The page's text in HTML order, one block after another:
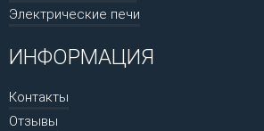
Электрические печи
ИНФОРМАЦИЯ
Контакты
Отзывы